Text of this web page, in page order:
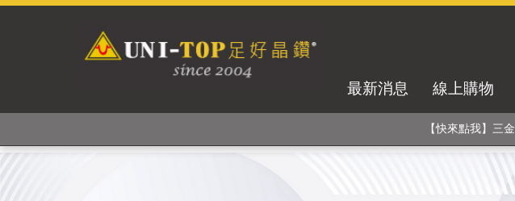
最新消息 線上購物
獨家專利紗線及捻合技術! 黑晶竹炭+PP聚丙
【快來點我】H型銅銀纖維長
【快來點我】三